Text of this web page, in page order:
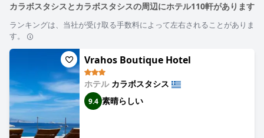
カラボスタシスとカラボスタシスの周辺にホテル110軒があります
ランキングは、当社が受け取る手数料によって左右されることがありま
す。
Vrahos Boutique Hotel
ホテル カラボスタシス
9.4 素晴らしい